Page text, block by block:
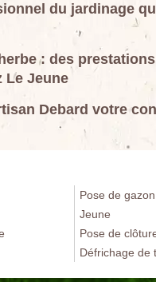
du jardinage
: des
Le Jeune
Debard votre
Pose de
Jeune
Pose de
Défrichage de